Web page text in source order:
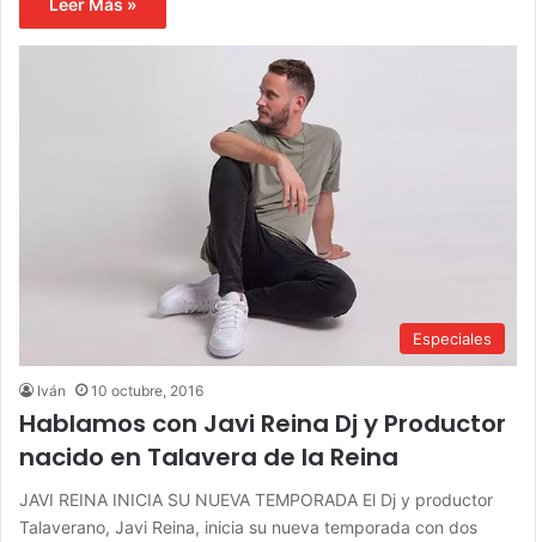
Especiales
Iván 10 octubre, 2016
Hablamos con Javi Reina Dj y Productor
nacido en Talavera de la Reina
JAVI REINA INICIA SU NUEVA TEMPORADA El Dj y productor
Talaverano, Javi Reina, inicia su nueva temporada con dos